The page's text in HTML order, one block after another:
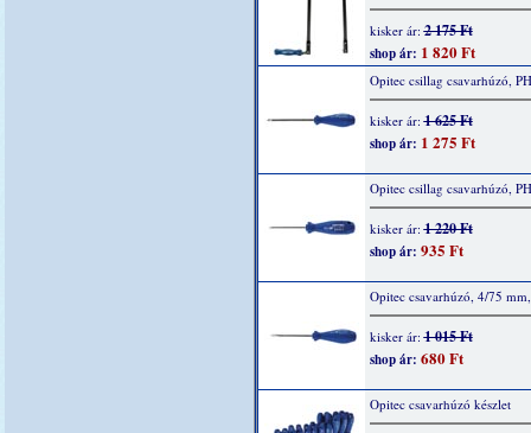
kisker ár:2 175 Ft
shop ár: 1 820 Ft
Opitec csillag csavarhúzó,
kisker ár:1 625 Ft
shop ár: 1 275 Ft
Opitec csillag csavarhúzó,
kisker ár:1 220 Ft
shop ár: 935 Ft
Opitec csavarhúzó, 4/75
kisker ár:1 015 Ft
shop ár: 680 Ft
Opitec csavarhúzó készlet